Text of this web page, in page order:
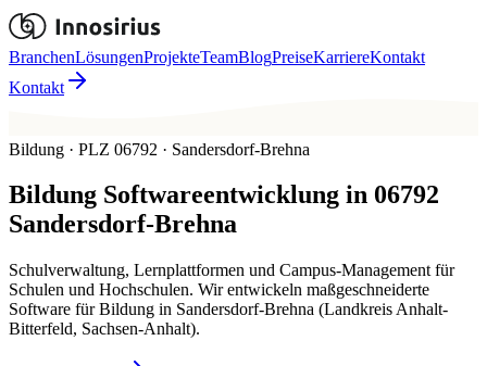
BranchenLösungenProjekteTeamBlogPreiseKarriereKontakt
Kontakt
Bildung · PLZ 06792 · Sandersdorf-Brehna
Bildung Softwareentwicklung in 06792
Sandersdorf-Brehna
Schulverwaltung, Lernplattformen und Campus-Management für
Schulen und Hochschulen. Wir entwickeln maßgeschneiderte
Software für Bildung in Sandersdorf-Brehna (Landkreis Anhalt-
Bitterfeld, Sachsen-Anhalt).